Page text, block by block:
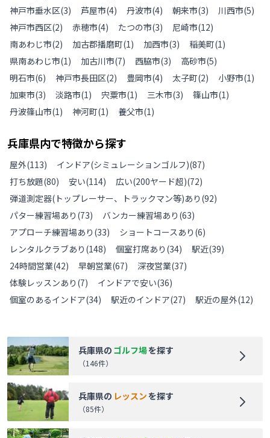
神戸市垂水区(3) 芦屋市(4) 丹波市(4) 朝来市(3) 川西市(5)
神戸市西区(2) 赤穂市(4) たつの市(3) 尼崎市(12)
南あわじ市(2) 加古郡播磨町(1) 加西市(3) 稲美町(1)
県南あわじ市(1) 加古川市(7) 西脇市(3) 高砂市(5)
明石市(6) 神戸市長田区(2) 豊岡市(4) 太子町(2) 小野市(1)
加東市(3) 淡路市(1) 宍粟市(1) 三木市(3) 篠山市(1)
丹波篠山市(1) 神河町(1) 養父市(1)
兵庫県内で特徴から探す
屋外(113) インドア(シミュレーションゴルフ)(87)
打ち放題(80) 安い(114) 広い(200ヤード超)(72)
弾道測定器(トップレーサー、トラックマン等)あり (92)
パター練習場あり (73) バンカー練習場あり (63)
アプローチ練習場あり (33) ショートコースあり (6)
レンタルクラブあり (148) 個室打席あり (34) 駅近(39)
24時間営業(42) 早朝営業(67) 深夜営業(37)
体験レッスンあり (7) インドアで安い(36)
個室のあるインドア(34) 駅近のインドア(27) 駅近の屋外(12)
兵庫県の ゴルフ場を探す
（146件）
兵庫県の レッスンを探す
（85件）